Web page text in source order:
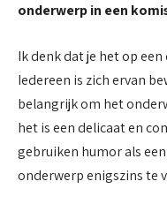
onderwerp in een
Ik denk dat je het op
Iedereen is zich ervan
belangrijk om het
het is een delicaat en
gebruiken humor als
onderwerp enigszins te